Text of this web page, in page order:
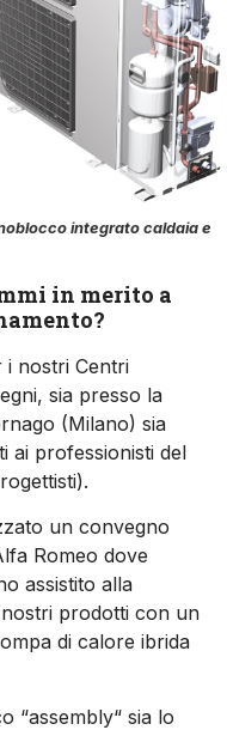
integrato caldaia e
in merito a
i nostri Centri
sia presso la
(Milano) sia
ai professionisti del
un convegno
Romeo dove
assistito alla
prodotti con un
di calore ibrida
“assembly“ sia lo